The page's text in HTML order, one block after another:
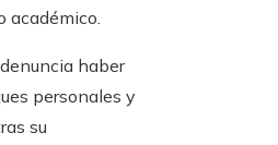
académico.
haber
personales y
su